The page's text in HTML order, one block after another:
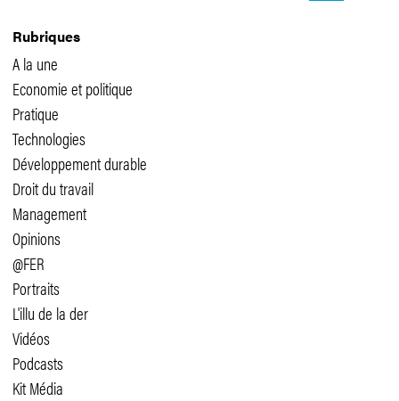
Rubriques
A la une
Economie et politique
Pratique
Technologies
Développement durable
Droit du travail
Management
Opinions
@FER
Portraits
L'illu de la der
Vidéos
Podcasts
Kit Média